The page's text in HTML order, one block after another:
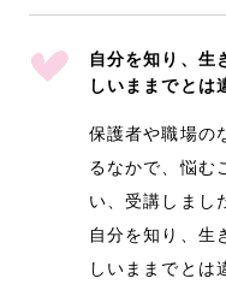
自分を知り、生
しいままでとは
保護者や職場の
るなかで、悩む
い、受講しまし
自分を知り、生
しいままでとは